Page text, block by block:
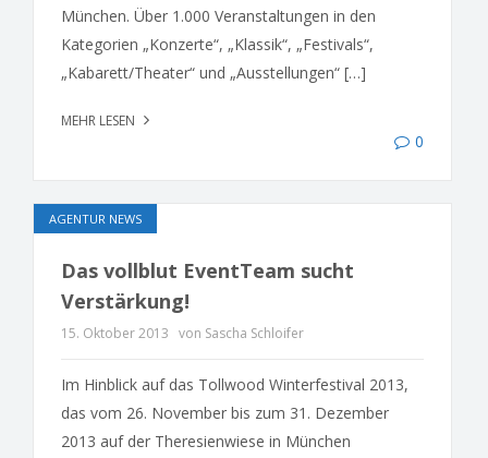
München. Über 1.000 Veranstaltungen in den
Kategorien „Konzerte“, „Klassik“, „Festivals“,
„Kabarett/Theater“ und „Ausstellungen“ […]
MEHR LESEN
0
AGENTUR NEWS
Das vollblut EventTeam sucht
Verstärkung!
15. Oktober 2013 von Sascha Schloifer
Im Hinblick auf das Tollwood Winterfestival 2013,
das vom 26. November bis zum 31. Dezember
2013 auf der Theresienwiese in München